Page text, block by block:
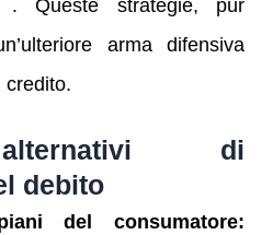
. Queste strategie, pur
arma difensiva
credito.
di
debito
del consumatore: